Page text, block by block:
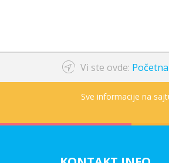
Vi ste ovde: Početna
Sve informacije na